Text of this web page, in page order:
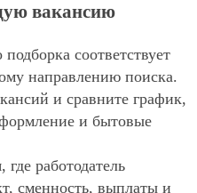
вакансию
соответствует
направлению поиска.
и сравните график,
и бытовые
работодатель
сменность, выплаты и